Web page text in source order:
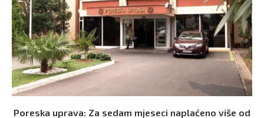
Poreska uprava: Za sedam mjeseci naplaćeno više od